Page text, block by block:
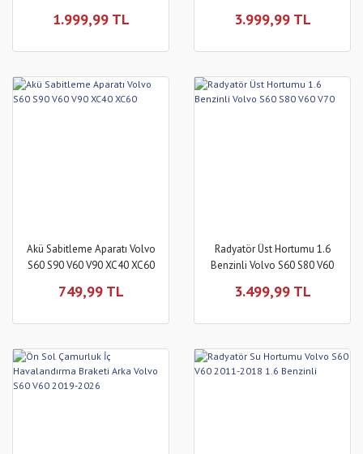
1.999,99 TL 3.999,99 TL
Akü Sabitleme Aparatı Volvo
S60 S90 V60 V90 XC40 XC60
749,99 TL
Radyatör Üst Hortumu 1.6
Benzinli Volvo S60 S80 V60
3.499,99 TL